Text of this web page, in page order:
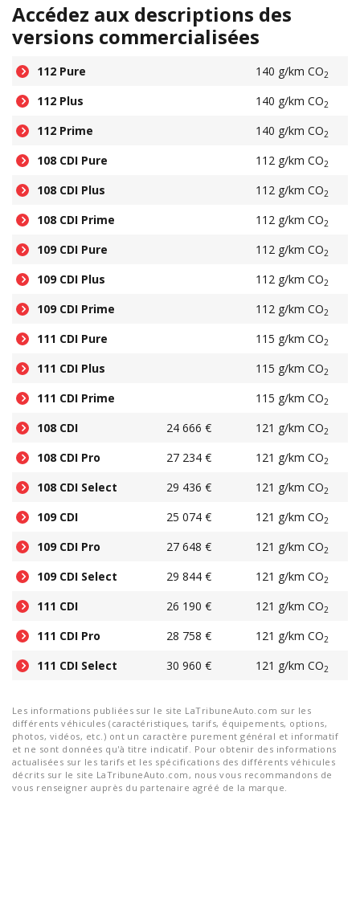
Accédez aux descriptions des
versions commercialisées
112 Pure 140 g/km CO2
112 Plus 140 g/km CO2
112 Prime 140 g/km CO2
108 CDI Pure 112 g/km CO2
108 CDI Plus 112 g/km CO2
108 CDI Prime 112 g/km CO2
109 CDI Pure 112 g/km CO2
109 CDI Plus 112 g/km CO2
109 CDI Prime 112 g/km CO2
111 CDI Pure 115 g/km CO2
111 CDI Plus 115 g/km CO2
111 CDI Prime 115 g/km CO2
108 CDI 24 666 € 121 g/km CO2
108 CDI Pro 27 234 € 121 g/km CO2
108 CDI Select 29 436 € 121 g/km CO2
109 CDI 25 074 € 121 g/km CO2
109 CDI Pro 27 648 € 121 g/km CO2
109 CDI Select 29 844 € 121 g/km CO2
111 CDI 26 190 € 121 g/km CO2
111 CDI Pro 28 758 € 121 g/km CO2
111 CDI Select 30 960 € 121 g/km CO2
Les informations publiées sur le site LaTribuneAuto.com sur les
différents véhicules (caractéristiques, tarifs, équipements, options,
photos, vidéos, etc.) ont un caractère purement général et informatif
et ne sont données qu'à titre indicatif. Pour obtenir des informations
actualisées sur les tarifs et les spécifications des différents véhicules
décrits sur le site LaTribuneAuto.com, nous vous recommandons de
vous renseigner auprès du partenaire agréé de la marque.